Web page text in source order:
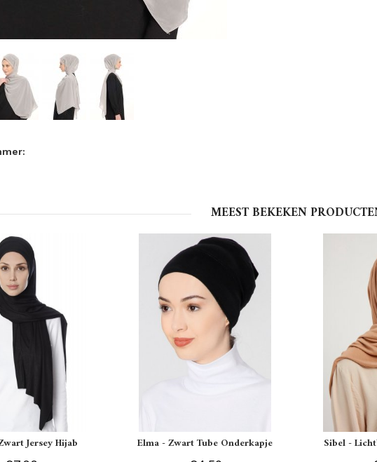
MEEST BEKEKEN
Jersey Hijab Elma - Zwart Tube Onderkapje Sibel -